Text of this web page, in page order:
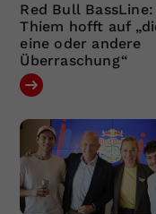
Red Bull BassLine:
Thiem hofft auf
eine oder andere
Überraschung“